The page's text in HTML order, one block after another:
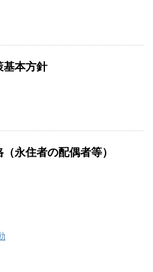
基本方針
永住者の配偶者等）